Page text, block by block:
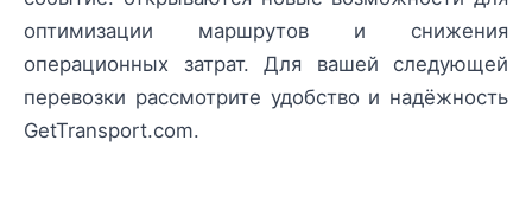
оптимизации маршрутов и снижения
операционных затрат. Для вашей следующей
перевозки рассмотрите удобство и надёжность
GetTransport.com.